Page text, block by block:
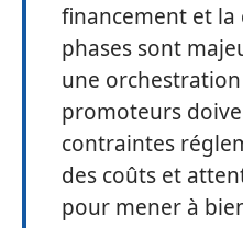
financement et la
phases sont
une
promoteurs
contraintes
des coûts et
pour mener à